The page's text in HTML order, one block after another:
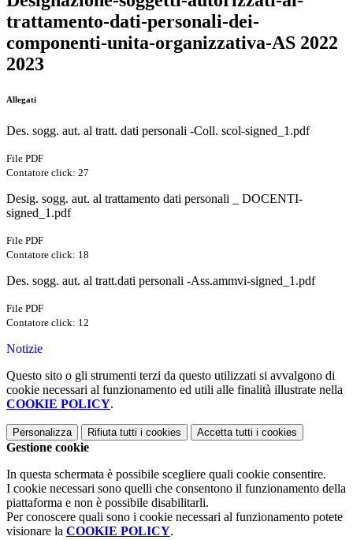
trattamento-dati-personali-dei-
componenti-unita-organizzativa-AS 2022
2023
Allegati
Des. sogg. aut. al tratt. dati personali -Coll. scol-signed_1.pdf
File PDF
Contatore click: 27
Desig. sogg. aut. al trattamento dati personali _ DOCENTI-
signed_1.pdf
File PDF
Contatore click: 18
Des. sogg. aut. al tratt.dati personali -Ass.ammvi-signed_1.pdf
File PDF
Contatore click: 12
Notizie
Questo sito o gli strumenti terzi da questo utilizzati si avvalgono di
cookie necessari al funzionamento ed utili alle finalità illustrate nella
COOKIE POLICY.
Personalizza Rifiuta tutti i cookies Accetta tutti i cookies
Gestione cookie
In questa schermata è possibile scegliere quali cookie consentire.
I cookie necessari sono quelli che consentono il funzionamento della
piattaforma e non è possibile disabilitarli.
Per conoscere quali sono i cookie necessari al funzionamento potete
visionare la COOKIE POLICY.